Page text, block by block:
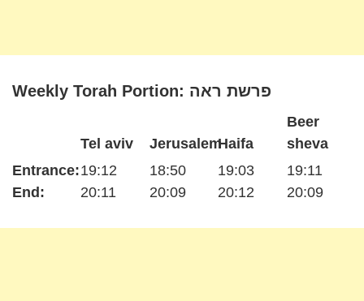
Weekly Torah Portion: פרשת ראה
Entrance:
End:
Tel aviv
19:12
20:11
Jerusalem
18:50
20:09
Haifa
19:03
20:12
Beer
sheva
19:11
20:09